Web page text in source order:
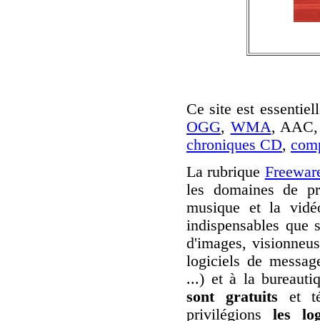
Ce site est
OGG, WMA, AAC,
chroniques CD,
La rubrique
les domaines de
musique et la
indispensables que
d'images,
logiciels de
...) et à la
sont gratuits et
privilégions les